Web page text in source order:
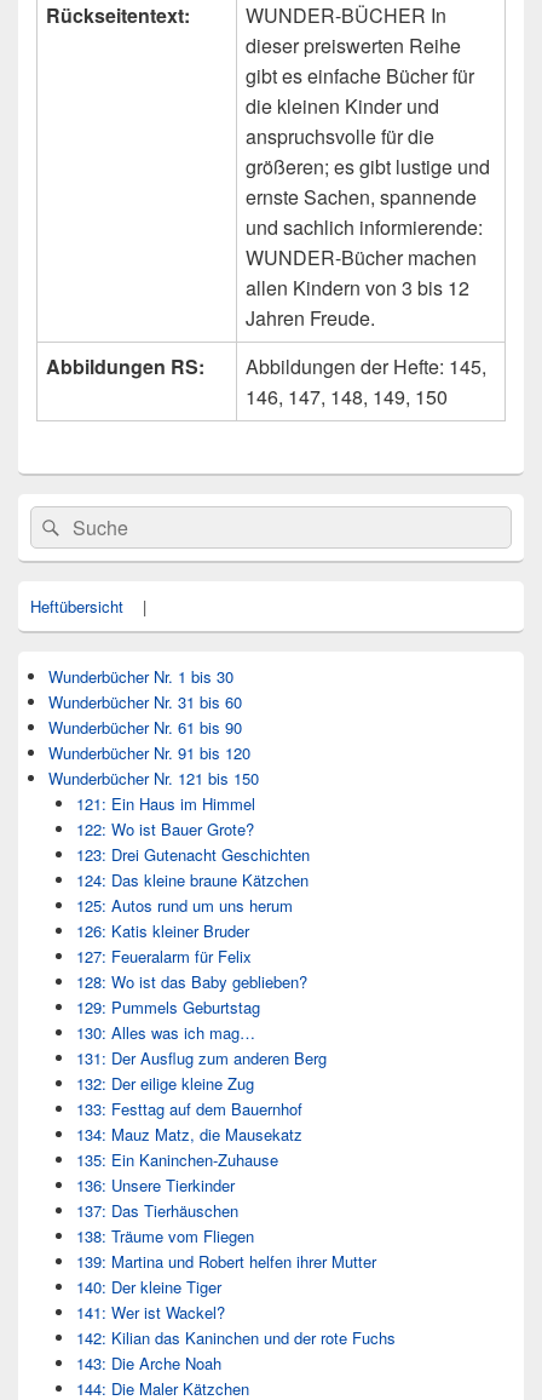
Rückseitentext:
WUNDER-BÜCHER In
dieser preiswerten Reihe
gibt es einfache Bücher für
die kleinen Kinder und
anspruchsvolle für die
größeren; es gibt lustige und
ernste Sachen, spannende
und sachlich informierende:
WUNDER-Bücher machen
allen Kindern von 3 bis 12
Jahren Freude.
Abbildungen RS:
Abbildungen der Hefte: 145,
146, 147, 148, 149, 150
Primärer
Seitenleisten
Widget-
Bereich
Search
for:
Suche
Heftübersicht |
Wunderbücher Nr. 1 bis 30
Wunderbücher Nr. 31 bis 60
Wunderbücher Nr. 61 bis 90
Wunderbücher Nr. 91 bis 120
Wunderbücher Nr. 121 bis 150
121: Ein Haus im Himmel
122: Wo ist Bauer Grote?
123: Drei Gutenacht Geschichten
124: Das kleine braune Kätzchen
125: Autos rund um uns herum
126: Katis kleiner Bruder
127: Feueralarm für Felix
128: Wo ist das Baby geblieben?
129: Pummels Geburtstag
130: Alles was ich mag…
131: Der Ausflug zum anderen Berg
132: Der eilige kleine Zug
133: Festtag auf dem Bauernhof
134: Mauz Matz, die Mausekatz
135: Ein Kaninchen-Zuhause
136: Unsere Tierkinder
137: Das Tierhäuschen
138: Träume vom Fliegen
139: Martina und Robert helfen ihrer Mutter
140: Der kleine Tiger
141: Wer ist Wackel?
142: Kilian das Kaninchen und der rote Fuchs
143: Die Arche Noah
144: Die Maler Kätzchen